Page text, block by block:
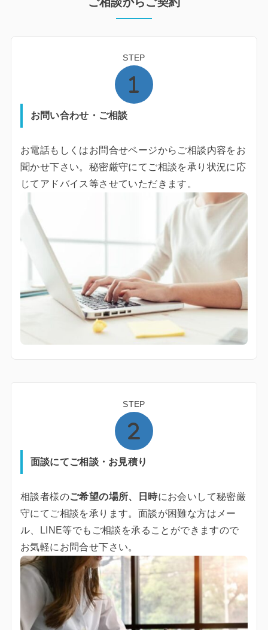
STEP
お問い合わせ・ご相談
お電話もしくはお問合せページからご相談内容をお
聞かせ下さい。秘密厳守にてご相談を承り状況に応
じてアドバイス等させていただきます。
STEP
面談にてご相談・お見積り
相談者様のご希望の場所、日時にお会いして秘密厳
守にてご相談を承ります。面談が困難な方はメー
ル、LINE等でもご相談を承ることができますので
お気軽にお問合せ下さい。